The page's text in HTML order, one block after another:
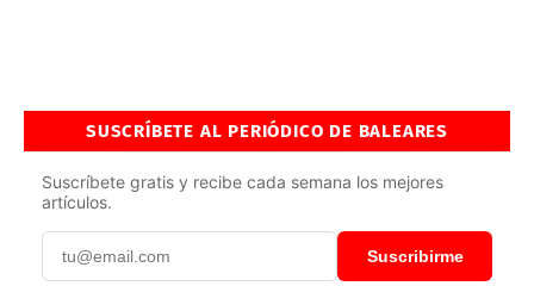
SUSCRÍBETE AL PERIÓDICO DE BALEARES
Suscríbete gratis y recibe cada semana los mejores
artículos.
Suscribirme